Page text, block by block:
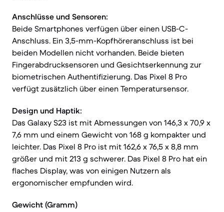
Anschlüsse und Sensoren:
Beide Smartphones verfügen über einen USB-C-
Anschluss. Ein 3,5-mm-Kopfhöreranschluss ist bei
beiden Modellen nicht vorhanden. Beide bieten
Fingerabdrucksensoren und Gesichtserkennung zur
biometrischen Authentifizierung. Das Pixel 8 Pro
verfügt zusätzlich über einen Temperatursensor.
Design und Haptik:
Das Galaxy S23 ist mit Abmessungen von 146,3 x 70,9 x
7,6 mm und einem Gewicht von 168 g kompakter und
leichter. Das Pixel 8 Pro ist mit 162,6 x 76,5 x 8,8 mm
größer und mit 213 g schwerer. Das Pixel 8 Pro hat ein
flaches Display, was von einigen Nutzern als
ergonomischer empfunden wird.
Gewicht (Gramm)